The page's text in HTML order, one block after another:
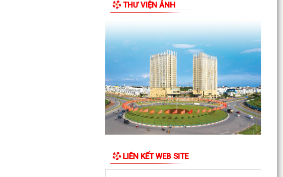
Phường Ngô Quyền khai mạc Diễn tập chiến đấu
ĐẢNG ỦY - HĐND - UBND - UB MTTQ VIỆT NAM
PHƯỜNG NGÔ QUYỀN THƯ TRI ÂN GIA ĐÌNH
CÁC ANH HÙNG LIỆT...
HƯỚNG DẪN SỬ DỤNG APP TRA CỨU SỬ DỤNG
ĐIỆN
Phường Ngô Quyền: Chuỗi hoạt động tri ân,
“Đền ơn đáp nghĩa” thiết thực nhân kỷ niệm 79
năm Ngày...
PHƯỜNG NGÔ QUYỀN TỔ CHỨC HỘI NGHỊ TRAO
THƯ VIỆN ẢNH
LIÊN KẾT WEB SITE